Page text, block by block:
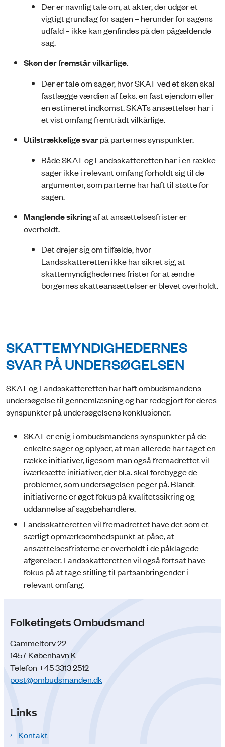
Der er navnlig tale om, at akter, der udgør et
vigtigt grundlag for sagen – herunder for sagens
udfald – ikke kan genfindes på den pågældende
sag.
Skøn der fremstår vilkårlige.
Der er tale om sager, hvor SKAT ved et skøn skal
fastlægge værdien af f.eks. en fast ejendom eller
en estimeret indkomst. SKATs ansættelser har i
et vist omfang fremtrådt vilkårlige.
Utilstrækkelige svarpå parternes synspunkter.
Både SKAT og Landsskatteretten har i en række
sager ikke i relevant omfang forholdt sig til de
argumenter, som parterne har haft til støtte for
sagen.
Manglende sikringaf at ansættelsesfrister er
overholdt.
Det drejer sig om tilfælde, hvor
Landsskatteretten ikke har sikret sig, at
skattemyndighedernes frister for at ændre
borgernes skatteansættelser er blevet overholdt.
SKATTEMYNDIGHEDERNES
SVAR PÅ UNDERSØGELSEN
SKAT og Landsskatteretten har haft ombudsmandens
undersøgelse til gennemlæsning og har redegjort for deres
synspunkter på undersøgelsens konklusioner.
SKAT er enig i ombudsmandens synspunkter på de
enkelte sager og oplyser, at man allerede har taget en
række initiativer, ligesom man også fremadrettet vil
iværksætte initiativer, der bl.a. skal forebygge de
problemer, som undersøgelsen peger på. Blandt
initiativerne er øget fokus på kvalitetssikring og
uddannelse af sagsbehandlere.
Landsskatteretten vil fremadrettet have det som et
særligt opmærksomhedspunkt at påse, at
ansættelsesfristerne er overholdt i de påklagede
afgørelser. Landsskatteretten vil også fortsat have
fokus på at tage stilling til partsanbringender i
relevant omfang.
Folketingets Ombudsmand
Gammeltorv 22
1457 København K
Telefon +45 3313 2512
post@ombudsmanden.dk
Links
Kontakt